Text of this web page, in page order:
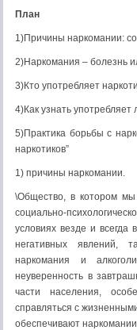
План
1)Причины наркомании:
2)Наркомания – болезнь
3)Кто употребляет
4)Как узнать
5)Практика борьбы с
наркотиков”
1) причины наркомании.
\Общество, в котором мы
социально-
условиях везде и всегда
негативных явлений,
наркомания и
неуверенность в
части населения,
справляться с
обеспечивают